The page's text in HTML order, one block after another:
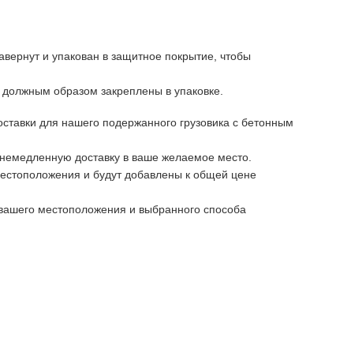
и упакован в защитное покрытие, чтобы
образом закреплены в упаковке.
для нашего подержанного грузовика с бетонным
доставку в ваше желаемое место.
и будут добавлены к общей цене
местоположения и выбранного способа